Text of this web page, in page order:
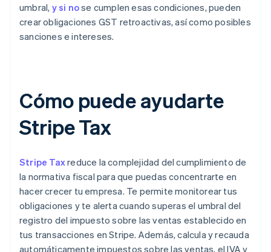
umbral, y si nose cumplen esas condiciones, pueden
crear obligaciones GST retroactivas, así como posibles
sanciones e intereses.
Cómo puede ayudarte
Stripe Tax
Stripe Taxreduce la complejidad del cumplimiento de
la normativa fiscal para que puedas concentrarte en
hacer crecer tu empresa. Te permite monitorear tus
obligaciones y te alerta cuando superas el umbral del
registro del impuesto sobre las ventas establecido en
tus transacciones en Stripe. Además, calcula y recauda
automáticamente impuestos sobre las ventas, el IVA y